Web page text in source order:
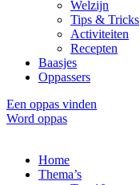
Welzijn
Tips & Tricks
Activiteiten
Recepten
Baasjes
Oppassers
Een oppas vinden
Word oppas
Home
Thema’s